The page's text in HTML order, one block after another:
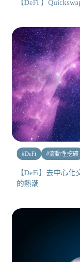
【DeFi 】
#DeFi #流動性挖礦
【DeFi】去中心
的熱潮